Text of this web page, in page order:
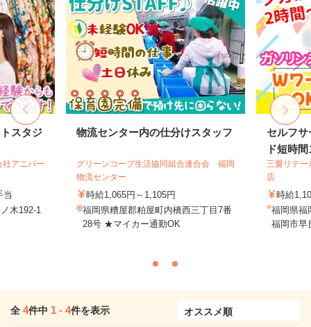
スタジ
アニバー
当
木192-1
物流センター内の仕分けスタッフ
グリーンコープ生活協同組合連合会 福岡
物流センター
時給1,065円～1,105円
福岡県糟屋郡粕屋町内橋西三丁目7番
28号 ★マイカー通勤OK
セルフ
ド短時
三愛リテ
店
時給
福岡県福
福岡市早
全 4件中 1 - 4件を表示